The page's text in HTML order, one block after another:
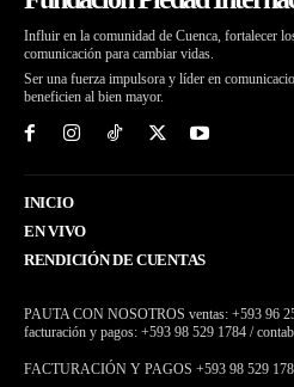
Influir en la comunidad de Cuenca, fortalecer
comunicación para cambiar vidas.
Ser una fuerza impulsora y líder en
beneficien al bien mayor.
INICIO
EN VIVO
RENDICIÓN DE CUENTAS
PAUTA CON NOSOTROS ventas: +593 96
facturación y pagos: +593 98 529 1784 /
FACTURACIÓN Y PAGOS +593 98 529